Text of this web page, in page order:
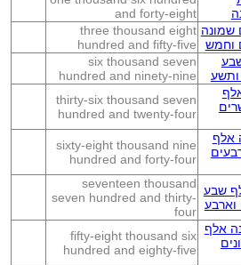
and forty-eight
שמונה
וחמש
three thousand eight
hundred and fifty-five
six thousand seven
hundred and ninety-nine
thirty-six thousand seven
hundred and twenty-four
אלף
sixty-eight thousand nine
hundred and forty-four
שבע
וארבע
seventeen thousand
seven hundred and thirty-
four
אלף fifty-eight thousand six
hundred and eighty-five